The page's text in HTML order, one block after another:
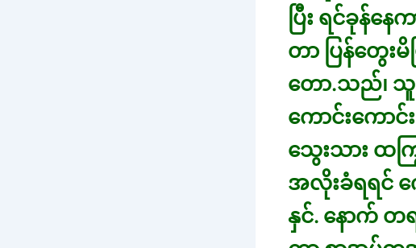
ပြီး ရင်ခုန်န
တာ ပြန်တွေးမိ
တော.သည်၊ သူ.
ကောင်းကေ
သွေးသား ထက
အလိုးခံရရင်
နှင်. နောက်